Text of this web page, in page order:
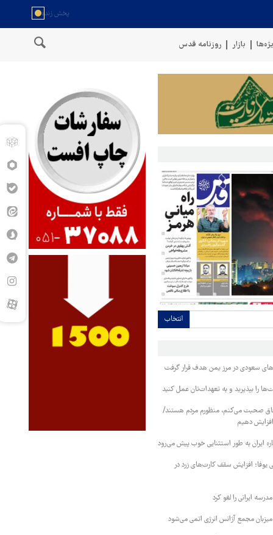
بازار روزنامه قدس
نیروهای مسلح یمن: کشتی نفتی عربستان را با موشک بالستیک هدف
انتخاب
سعودی در مرز یمن هدف قرار گرفت
را بپذیرید و به تعهدات‌تان عمل کنید
صحبت می‌کنم، منظورم مردم هستند/
افزایش دهیم
ایران به طور استثنایی خوب پیش می‌رود
یوفا؛ افزایش سقف کارت‌های زرد در
ایرانی را لغو کرد
میزبان مجمع آژانس انرژی اتمی می‌شود